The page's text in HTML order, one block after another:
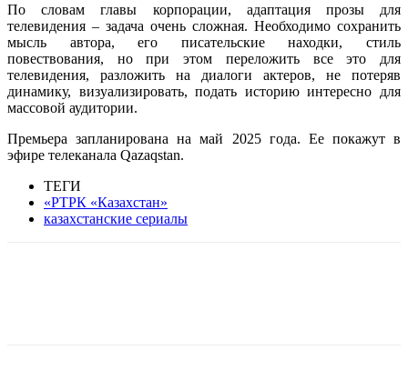
По словам главы корпорации, адаптация прозы для
телевидения – задача очень сложная. Необходимо сохранить
мысль автора, его писательские находки, стиль
повествования, но при этом переложить все это для
телевидения, разложить на диалоги актеров, не потеряв
динамику, визуализировать, подать историю интересно для
массовой аудитории.
Премьера запланирована на май 2025 года. Ее покажут в
эфире телеканала Qazaqstan.
ТЕГИ
«РТРК «Казахстан»
казахстанские сериалы